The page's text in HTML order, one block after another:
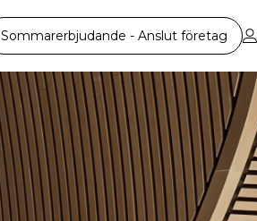
Sommarerbjudande - Anslut företag